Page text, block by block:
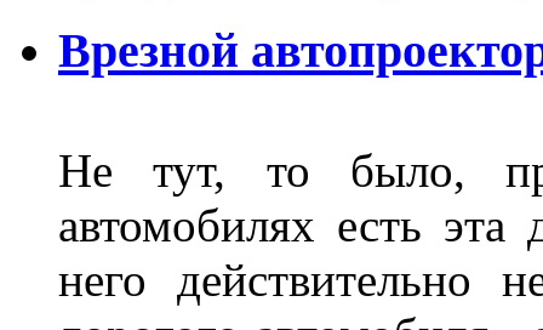
Врезной
Не тут, то было,
автомобилях есть
него действительно